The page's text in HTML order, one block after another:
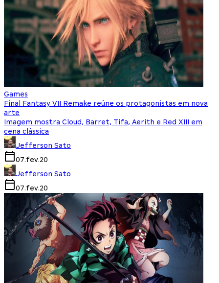
Games
Final Fantasy VII Remake reúne os protagonistas em nova
arte
Imagem mostra Cloud, Barret, Tifa, Aerith e Red XIII em
cena clássica
Jefferson Sato
07.fev.20
Jefferson Sato
07.fev.20